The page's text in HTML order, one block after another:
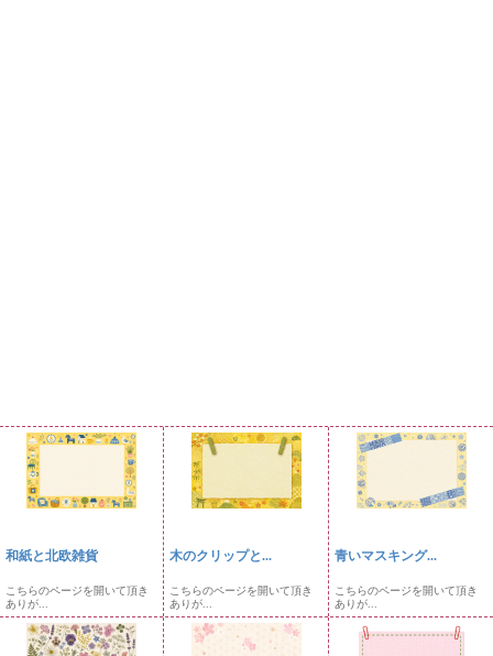
和紙と北欧雑貨
こちらのページを開いて頂き
ありが...
木のクリップと...
こちらのページを開いて頂き
ありが...
青いマスキング...
こちらのページを開いて頂き
ありが...